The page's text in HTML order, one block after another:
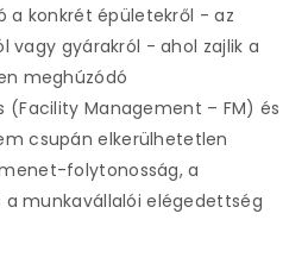
a konkrét épületekről - az
vagy gyárakról - ahol zajlik a
meghúzódó
Management – FM) és
csupán elkerülhetetlen
folytonosság, a
a munkavállalói elégedettség